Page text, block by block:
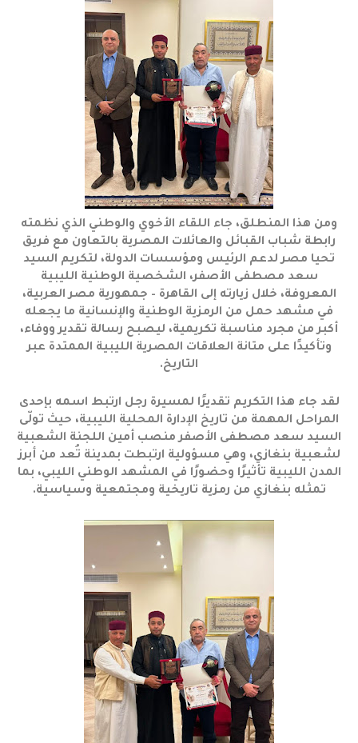
ومن هذا المنطلق، جاء اللقاء الأخوي والوطني الذي نظمته
رابطة شباب القبائل والعائلات المصرية بالتعاون مع فريق
تحيا مصر لدعم الرئيس ومؤسسات الدولة، لتكريم السيد
سعد مصطفى الأصفر، الشخصية الوطنية الليبية
المعروفة، خلال زيارته إلى القاهرة – جمهورية مصر العربية،
في مشهد حمل من الرمزية الوطنية والإنسانية ما يجعله
أكبر من مجرد مناسبة تكريمية، ليصبح رسالة تقدير ووفاء،
وتأكيدًا على متانة العلاقات المصرية الليبية الممتدة عبر
التاريخ.
لقد جاء هذا التكريم تقديرًا لمسيرة رجل ارتبط اسمه بإحدى
المراحل المهمة من تاريخ الإدارة المحلية الليبية، حيث تولّى
السيد سعد مصطفى الأصفر منصب أمين اللجنة الشعبية
لشعبية بنغازي، وهي مسؤولية ارتبطت بمدينة تُعد من أبرز
المدن الليبية تأثيرًا وحضورًا في المشهد الوطني الليبي، بما
تمثله بنغازي من رمزية تاريخية ومجتمعية وسياسية.